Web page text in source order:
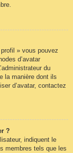
profil » vous pouvez
d’avatar
du
la manière dont ils
d’avatar, contactez
?
indiquent le
membres tels que les